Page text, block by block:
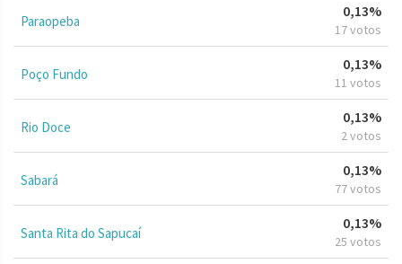
Paraopeba
0,13%
17 votos
Poço Fundo
0,13%
11 votos
Rio Doce
0,13%
2 votos
Sabará
0,13%
77 votos
Santa Rita do Sapucaí
0,13%
25 votos